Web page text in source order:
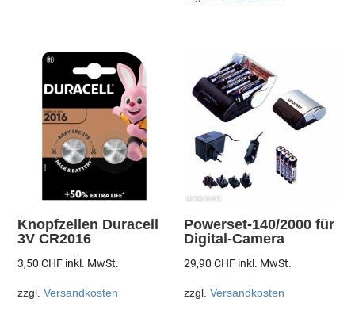
Knopfzellen Duracell
3V CR2016
3,50CHF inkl. MwSt.
zzgl.Versandkosten
Powerset-140/2000 für
Digital-Camera
29,90CHF inkl. MwSt.
zzgl.Versandkosten